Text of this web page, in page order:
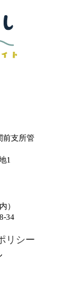
前支所管
1
）
34
リシー